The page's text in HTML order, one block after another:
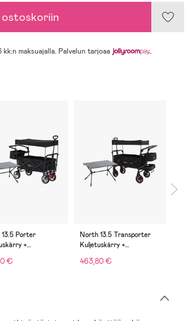
ostoskoriin
kk:n maksuajalla. Palvelun tarjoaa .
Porter
+
€
North 13.5 Transporter
Kuljetuskärry +
463,80 €